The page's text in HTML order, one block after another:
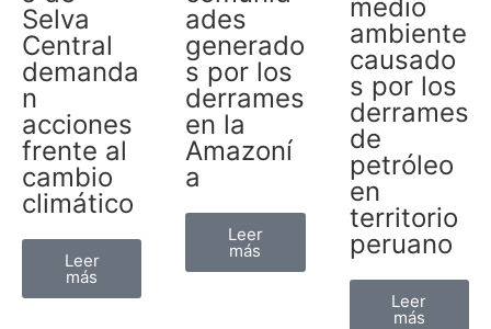
Selva
Central
demanda
n
acciones
frente al
cambio
climático
Leer
más
ades
generado
s por los
derrames
en la
Amazoní
a
Leer
más
medio
ambiente
causado
s por los
derrames
de
petróleo
en
territorio
peruano
Leer
más